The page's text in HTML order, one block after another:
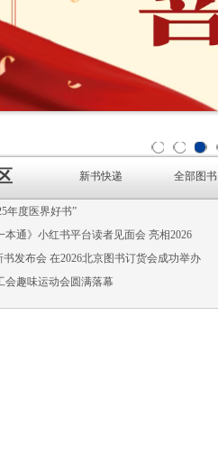
1 2 3
新书快递 全部图书
年度医界好书”
本通》小红书平台读者见面会 亮相2026
发布会 在2026北京图书订货会成功举办
会趣味运动会圆满落幕